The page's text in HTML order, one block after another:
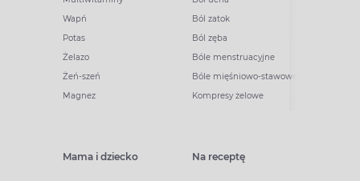
Wapń
Potas
Żelazo
Żeń-szeń
Magnez
Ból zatok
Ból zęba
Bóle menstruacyjne
Bóle mięśniowo-stawowe
Kompresy żelowe
Mama i dziecko Na receptę